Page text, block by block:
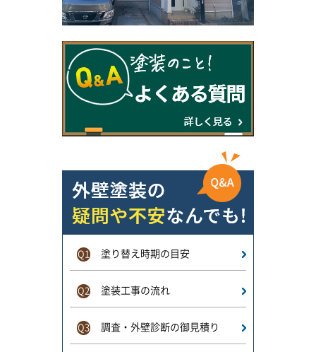
Q1 塗り替え時期の目安
Q2 塗装工事の流れ
Q3 調査・外壁診断の御見積り